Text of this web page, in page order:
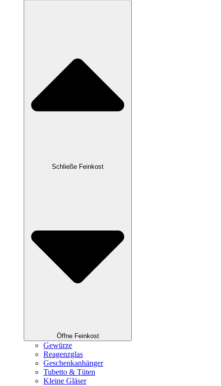
Schließe Feinkost
Öffne Feinkost
Gewürze
Reagenzglas
Geschenkanhänger
Tubetto & Tüten
Kleine Gläser